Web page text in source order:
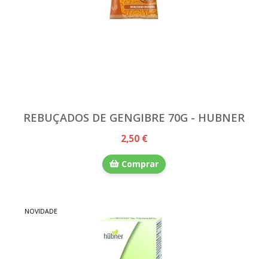
REBUÇADOS DE GENGIBRE 70G - HUBNER
2,50 €
Comprar
NOVIDADE